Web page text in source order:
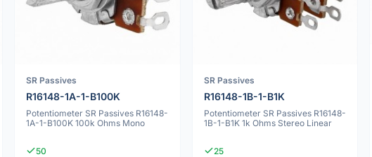
SR Passives
R16148-1A-1-B100K
Potentiometer SR Passives R16148-
1A-1-B100K 100k Ohms Mono
50
SR Passives
R16148-1B-1-B1K
Potentiometer SR Passives R16148-
1B-1-B1K 1k Ohms Stereo Linear
25